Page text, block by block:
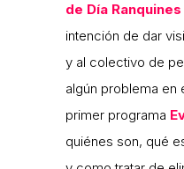
de Día Ranquines
intención de dar
y al colectivo de
algún problema en
primer programa
quiénes son, qué